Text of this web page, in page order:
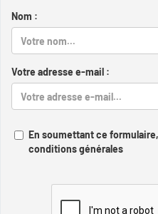
Nom :
Votre adresse e-mail :
En soumettant ce
conditions générales